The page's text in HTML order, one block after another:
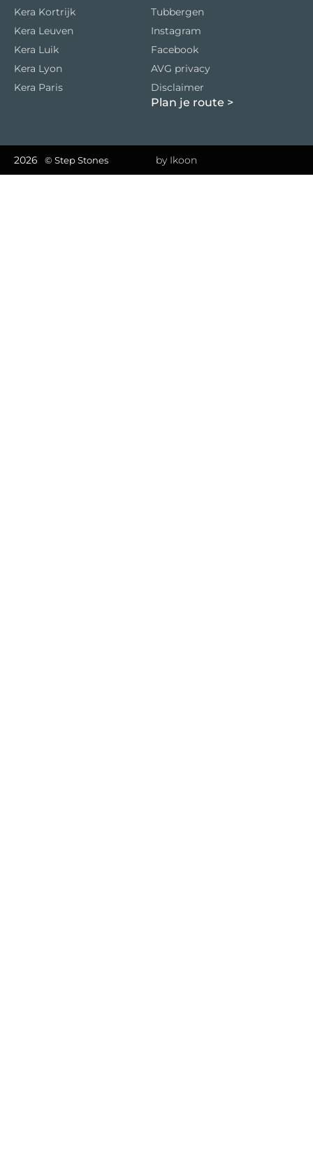
Kera Kortrijk
Kera Leuven
Kera Luik
Kera Lyon
Kera Paris
Tubbergen
Instagram
Facebook
AVG privacy
Disclaimer
Plan je route >
2026 © Step Stones by Ikoon